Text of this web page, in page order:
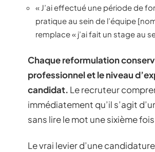
« J’ai effectué une période de
pratique au sein de l’équipe
remplace « j’ai fait un stage au
Chaque reformulation
professionnel et le niveau
candidat. Le recruteur
immédiatement qu’il s’agit
sans lire le mot une sixième
Le vrai levier d’une